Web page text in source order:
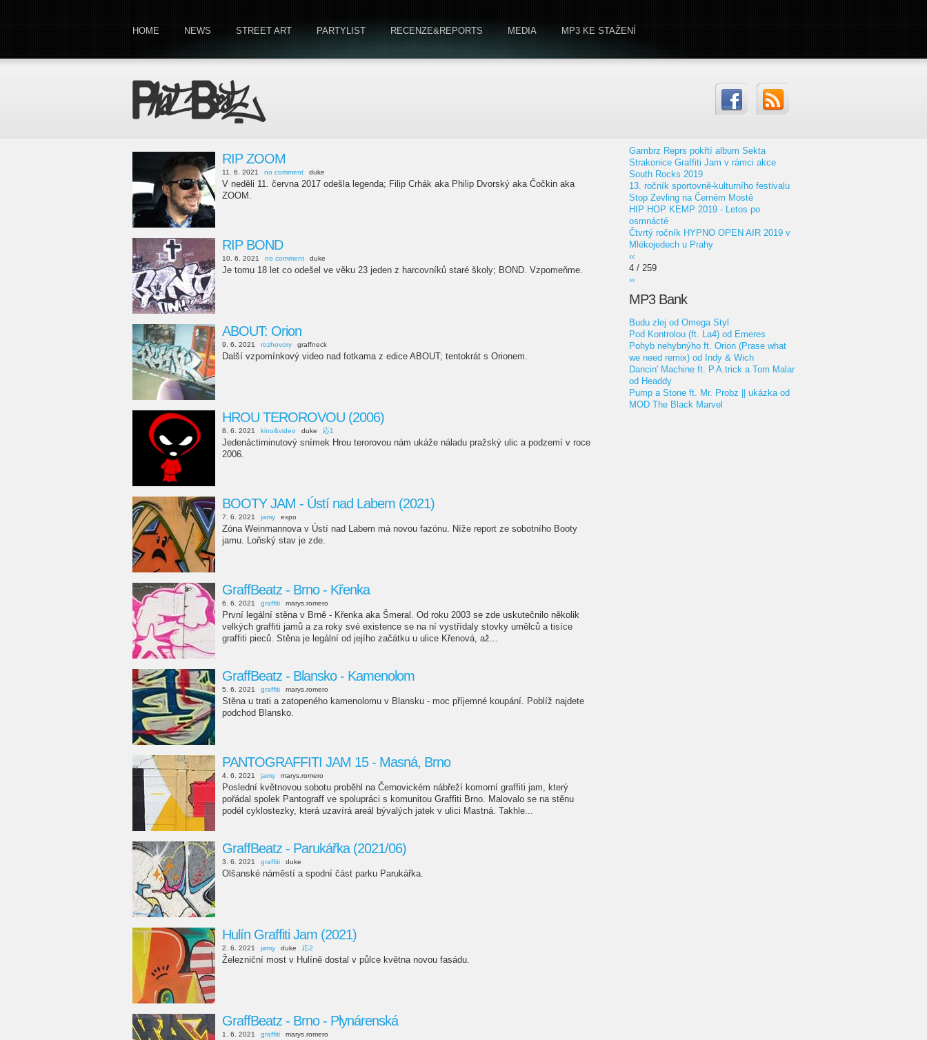
HOME NEWS STREET ART PARTYLIST RECENZE&REPORTS MEDIA MP3 KE STAŽENÍ
RIP ZOOM
11. 6. 2021 no comment duke
V neděli 11. června 2017 odešla legenda; Filip Crhák aka Philip Dvorský aka Čočkin aka
ZOOM.
RIP BOND
10. 6. 2021 no comment duke
Je tomu 18 let co odešel ve věku 23 jeden z harcovníků staré školy; BOND. Vzpomeňme.
ABOUT: Orion
9. 6. 2021 rozhovory graffneck
Další vzpomínkový video nad fotkama z edice ABOUT; tentokrát s Orionem.
HROU TEROROVOU (2006)
8. 6. 2021 kino&video duke 応1
Jedenáctiminutový snímek Hrou terorovou nám ukáže náladu pražský ulic a podzemí v roce
2006.
BOOTY JAM - Ústí nad Labem (2021)
7. 6. 2021 jamy expo
Zóna Weinmannova v Ústí nad Labem má novou fazónu. Níže report ze sobotního Booty
jamu. Loňský stav je zde.
GraffBeatz - Brno - Křenka
6. 6. 2021 graffiti marys.romero
První legální stěna v Brně - Křenka aka Šmeral. Od roku 2003 se zde uskutečnilo několik
velkých graffiti jamů a za roky své existence se na ní vystřídaly stovky umělců a tisíce
graffiti pieců. Stěna je legální od jejího začátku u ulice Křenová, až...
GraffBeatz - Blansko - Kamenolom
5. 6. 2021 graffiti marys.romero
Stěna u trati a zatopeného kamenolomu v Blansku - moc příjemné koupání. Poblíž najdete
podchod Blansko.
PANTOGRAFFITI JAM 15 - Masná, Brno
4. 6. 2021 jamy marys.romero
Poslední květnovou sobotu proběhl na Černovickém nábřeží komorní graffiti jam, který
pořádal spolek Pantograff ve spolupráci s komunitou Graffiti Brno. Malovalo se na stěnu
podél cyklostezky, která uzavírá areál bývalých jatek v ulici Mastná. Takhle...
GraffBeatz - Parukářka (2021/06)
3. 6. 2021 graffiti duke
Olšanské náměstí a spodní část parku Parukářka.
Hulín Graffiti Jam (2021)
2. 6. 2021 jamy duke 応2
Železniční most v Hulíně dostal v půlce května novou fasádu.
GraffBeatz - Brno - Plynárenská
1. 6. 2021 graffiti marys.romero
Gambrz Reprs pokřtí album Sekta
Strakonice Graffiti Jam v rámci akce
South Rocks 2019
13. ročník sportovně-kulturního festivalu
Stop Zevling na Černém Mostě
HIP HOP KEMP 2019 - Letos po
osmnácté
Čtvrtý ročník HYPNO OPEN AIR 2019 v
Mlékojedech u Prahy
‹‹
4 / 259
››
MP3 Bank
Budu zlej od Omega Styl
Pod Kontrolou (ft. La4) od Emeres
Pohyb nehybnýho ft. Orion (Prase what
we need remix) od Indy & Wich
Dancin' Machine ft. P.A.trick a Tom Malar
od Headdy
Pump a Stone ft. Mr. Probz || ukázka od
MOD The Black Marvel